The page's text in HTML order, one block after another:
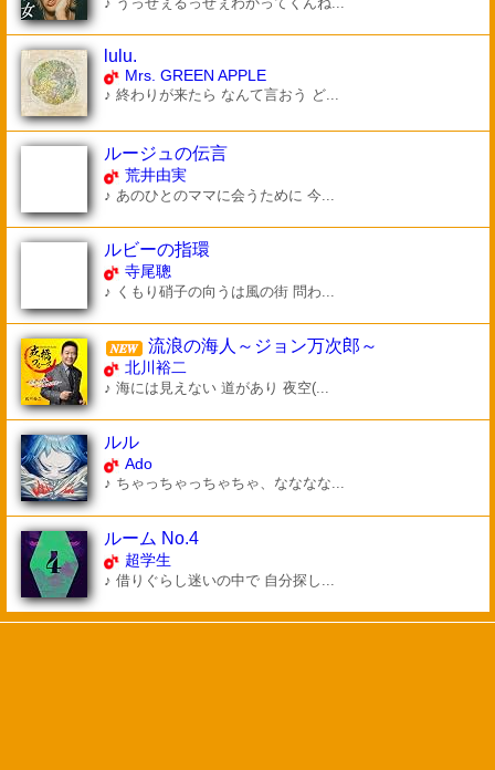
lulu.
Mrs. GREEN APPLE
♪ 終わりが来たら なんて言おう ど...
ルージュの伝言
荒井由実
♪ あのひとのママに会うために 今...
ルビーの指環
寺尾聰
♪ くもり硝子の向うは風の街 問わ...
流浪の海人～ジョン万次郎～
北川裕二
♪ 海には見えない 道があり 夜空(...
ルル
Ado
♪ ちゃっちゃっちゃちゃ、なななな...
ルーム No.4
超学生
♪ 借りぐらし迷いの中で 自分探し...